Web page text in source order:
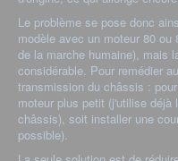
Le problème se pose donc
modèle avec un moteur 80
de la marche humaine), mais
considérable. Pour remédier
transmission du châssis :
moteur plus petit (j'utilise
châssis), soit installer une
possible).